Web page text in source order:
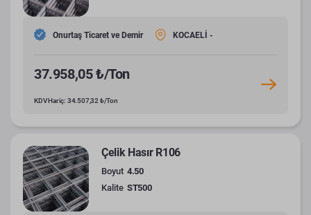
Onurtaş Ticaret ve Demir KOCAELİ -
37.958,05 ₺/Ton
KDV Hariç: 34.507,32 ₺/Ton
Çelik Hasır R106
Boyut 4.50
Kalite ST500